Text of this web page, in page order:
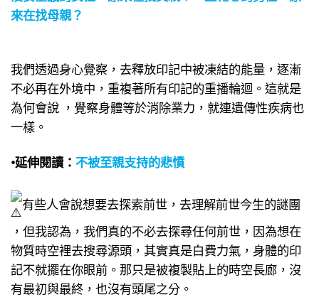
來在找母親？​
我們透過身心覺察，​去釋放印記中被凍結的能量，​逐漸
不必再在外境中​，重複著所有印記的重播輪迴。​這就是
為何會說 ​，覺察身體等於消除業力，就連遺傳性疾病也
一樣​。
•延伸閱讀： 不被至親支持的悲憤
有些人會說想要去探索前世，去理解前世今生的謎團​
，但我認為，我們真的不必去探尋任何前世​，因為想在
物質時空裡去搜尋源頭​，其實真是白費力氣，身體的印
記不就擺在你眼前。​那只是被複製貼上的時空長廊​，沒
有最初與最終，​也沒有頭尾之分。​